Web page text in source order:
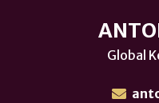
Global